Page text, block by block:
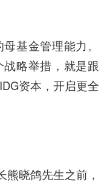
基金管理能力。
略举措，就是跟
资本，开启更全
熊晓鸽先生之前，